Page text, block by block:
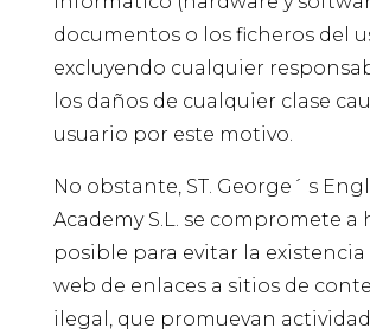
documentos o los ficheros del
excluyendo cualquier
los daños de cualquier clase
usuario por este motivo.
No obstante, ST. George´ s
Academy S.L. se compromete a
posible para evitar la existencia
web de enlaces a sitios de
ilegal, que promuevan